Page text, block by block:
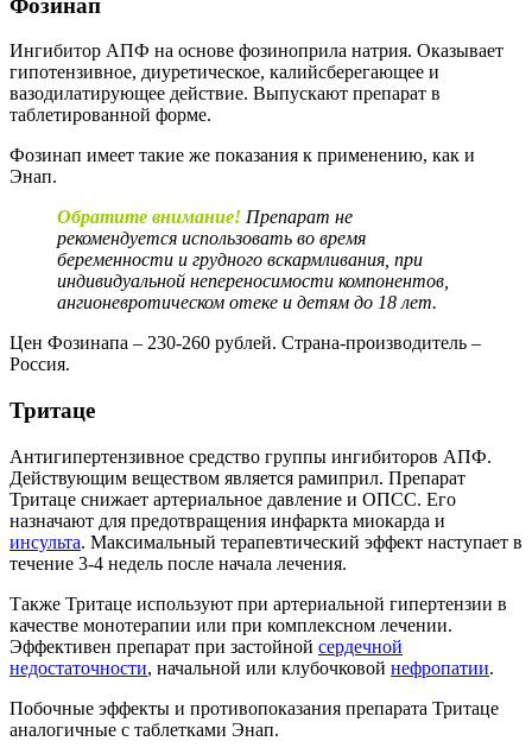
Фозинап
Ингибитор АПФ на основе фозиноприла натрия. Оказывает
гипотензивное, диуретическое, калийсберегающее и
вазодилатирующее действие. Выпускают препарат в
таблетированной форме.
Фозинап имеет такие же показания к применению, как и
Энап.
Обратите внимание! Препарат не
рекомендуется использовать во время
беременности и грудного вскармливания, при
индивидуальной непереносимости компонентов,
ангионевротическом отеке и детям до 18 лет.
Цен Фозинапа – 230-260 рублей. Страна-производитель –
Россия.
Тритаце
Антигипертензивное средство группы ингибиторов АПФ.
Действующим веществом является рамиприл. Препарат
Тритаце снижает артериальное давление и ОПСС. Его
назначают для предотвращения инфаркта миокарда и
инсульта. Максимальный терапевтический эффект наступает в
течение 3-4 недель после начала лечения.
Также Тритаце используют при артериальной гипертензии в
качестве монотерапии или при комплексном лечении.
Эффективен препарат при застойной сердечной
недостаточности, начальной или клубочковой нефропатии.
Побочные эффекты и противопоказания препарата Тритаце
аналогичные с таблетками Энап.